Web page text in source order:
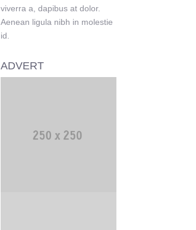
viverra a, dapibus at dolor.
Aenean ligula nibh in molestie
id.
ADVERT